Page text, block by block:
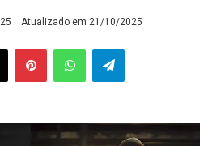
Atualizado em 21/10/2025
X PinterestWhatsAppTelegram